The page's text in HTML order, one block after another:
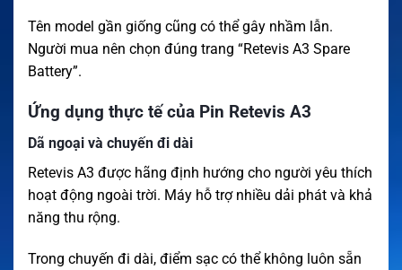
Tên model gần giống cũng có thể gây nhầm lẫn.
Người mua nên chọn đúng trang “Retevis A3 Spare
Battery”.
Ứng dụng thực tế của Pin Retevis A3
Dã ngoại và chuyến đi dài
Retevis A3 được hãng định hướng cho người yêu thích
hoạt động ngoài trời. Máy hỗ trợ nhiều dải phát và khả
năng thu rộng.
Trong chuyến đi dài, điểm sạc có thể không luôn sẵn